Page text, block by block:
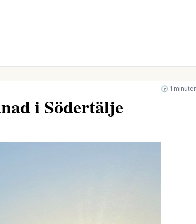
🕝 1 minuter
i Södertälje